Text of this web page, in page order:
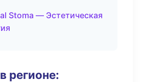
Stoma — Эстетическая
регионе: